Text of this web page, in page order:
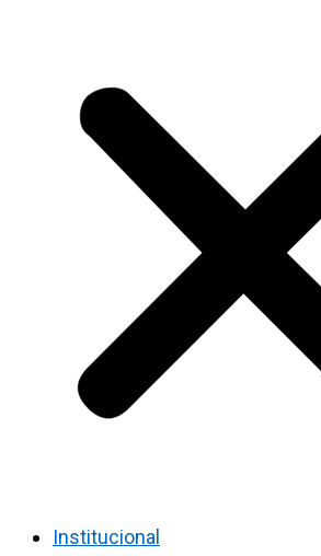
Institucional